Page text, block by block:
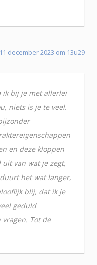
december 2023 om 13u29
ik bij je met allerlei
niets is je te veel.
en deze kloppen
uit van wat je zegt,
het wat langer,
blij, dat ik je
geduld
Tot de